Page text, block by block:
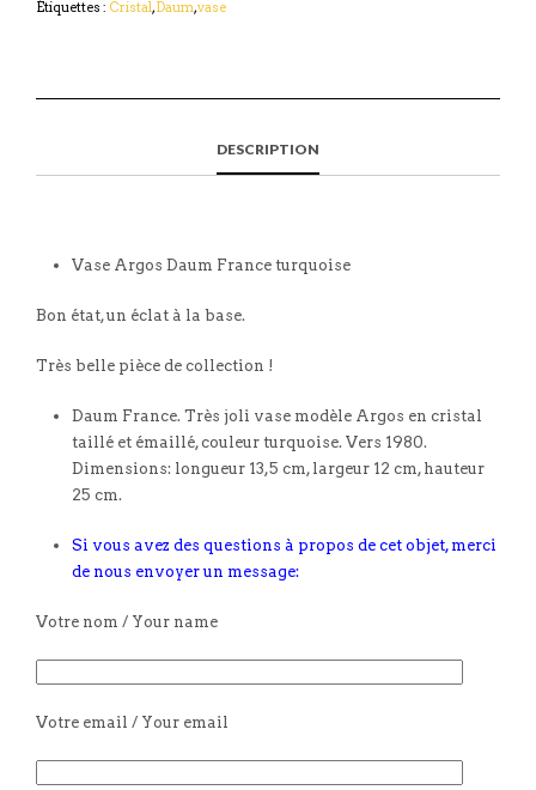
Étiquettes : Cristal,Daum,vase
DESCRIPTION
Vase Argos Daum France turquoise
Bon état, un éclat à la base.
Très belle pièce de collection !
Daum France. Très joli vase modèle Argos en cristal
taillé et émaillé, couleur turquoise. Vers 1980.
Dimensions: longueur 13,5 cm, largeur 12 cm, hauteur
25 cm.
Si vous avez des questions à propos de cet objet, merci
de nous envoyer un message:
Votre nom / Your name
Votre email / Your email